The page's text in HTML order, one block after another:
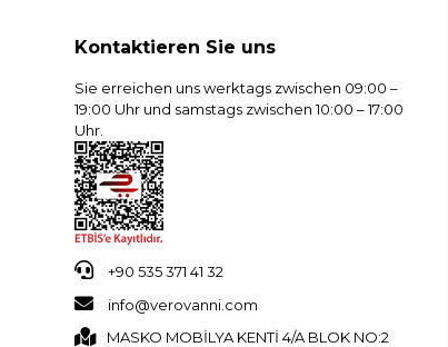
Kontaktieren Sie uns
Sie erreichen uns werktags zwischen 09:00 –
19:00 Uhr und samstags zwischen 10:00 – 17:00
Uhr.
+90 535 371 41 32
info@verovanni.com
MASKO MOBİLYA KENTİ 4/A BLOK NO:2